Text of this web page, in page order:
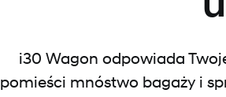
i30 Wagon odpowiada
pomieści mnóstwo bagaży i